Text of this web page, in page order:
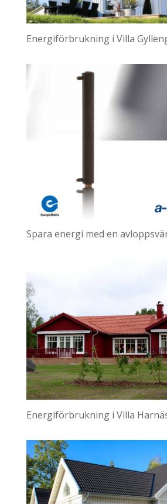
Energiförbrukning i Villa
Spara energi med en
Energiförbrukning i Villa